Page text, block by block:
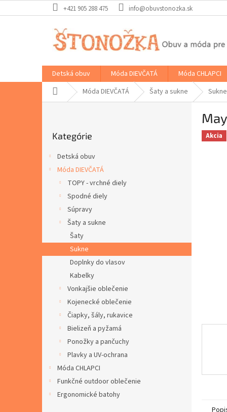
na
+421 905 288 475 info@obuvstonozka.sk
Detská obuv Móda DIEVČATÁ Móda CHLAPCI
DomovMóda DIEVČATÁ Šaty a sukne Sukne
kategórie
Kategórie
Detská obuv
Móda DIEVČATÁ
TOPY - vrchné diely
Spodné diely
Súpravy
Šaty a sukne
Šaty
Sukne
Doplnky do vlasov
Kabelky
Vonkajšie oblečenie
Kojenecké oblečenie
Čiapky, šály, rukavice
Bielizeň a pyžamá
Ponožky a pančuchy
Plavky a UV-ochrana
Móda CHLAPCI
Funkčné outdoor oblečenie
Ergonomické batohy
Akcia